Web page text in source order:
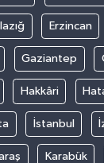
Erzincan
Gaziantep
Hakkâri
İstanbul
Karabük